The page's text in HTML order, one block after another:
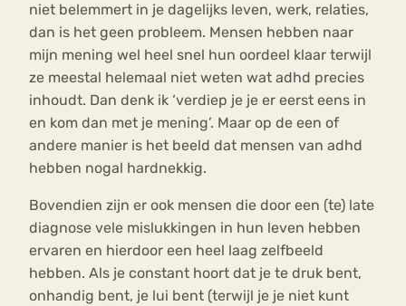
niet belemmert in je dagelijks leven, werk, relaties,
dan is het geen probleem. Mensen hebben naar
mijn mening wel heel snel hun oordeel klaar terwijl
ze meestal helemaal niet weten wat adhd precies
inhoudt. Dan denk ik ‘verdiep je je er eerst eens in
en kom dan met je mening’. Maar op de een of
andere manier is het beeld dat mensen van adhd
hebben nogal hardnekkig.
Bovendien zijn er ook mensen die door een (te) late
diagnose vele mislukkingen in hun leven hebben
ervaren en hierdoor een heel laag zelfbeeld
hebben. Als je constant hoort dat je te druk bent,
onhandig bent, je lui bent (terwijl je je niet kunt